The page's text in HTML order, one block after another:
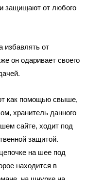
защищают от любого
избавлять от
он одаривает своего
как помощью свыше,
хранитель данного
сайте, ходит под
защитой.
на шее под
находится в